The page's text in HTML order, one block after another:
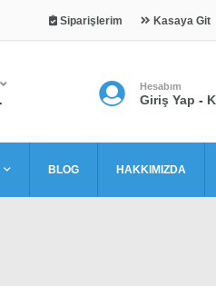
Siparişlerim Kasaya Git
Hesabım
Giriş Yap -
BLOG HAKKIMIZDA